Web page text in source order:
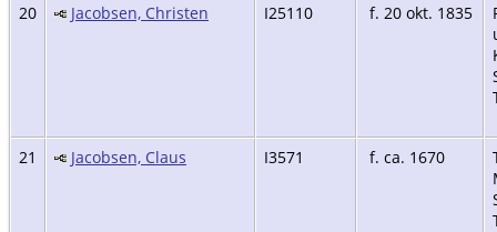
20 Jacobsen, Christen I25110 f. 20 okt. 1835
21 Jacobsen, Claus I3571 f. ca. 1670